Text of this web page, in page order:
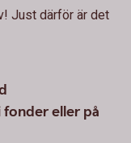
Just därför är det
fonder eller på